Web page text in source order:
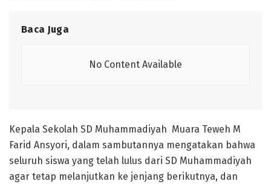
Baca Juga
No Content Available
Kepala Sekolah SD Muhammadiyah Muara Teweh M
Farid Ansyori, dalam sambutannya mengatakan bahwa
seluruh siswa yang telah lulus dari SD Muhammadiyah
agar tetap melanjutkan ke jenjang berikutnya, dan